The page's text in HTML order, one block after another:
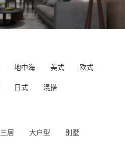
地中海 美式 欧式
日式 混搭
三居 大户型 别墅